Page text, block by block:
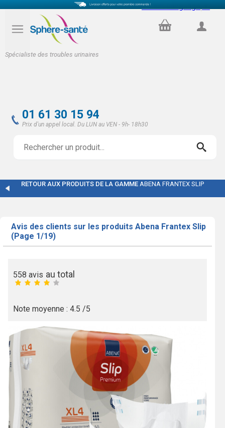
Spécialiste des troubles urinaires
Select Language
PANIER
01 61 30 15 94
Prix d'un appel local. Du LUN au VEN - 9h- 18h30
RETOUR AUX PRODUITS DE LA GAMME ABENA FRANTEX SLIP
Avis des clients sur les produits Abena Frantex Slip
(Page 1/19)
558 avis au total
Note moyenne : 4.5 /5